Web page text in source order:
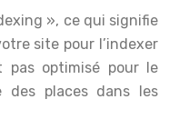
», ce qui signifie
site pour l’indexer
pas optimisé pour le
des places dans les